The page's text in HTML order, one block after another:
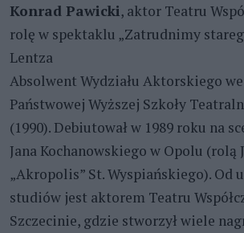
Konrad Pawicki, aktor Teatru
rolę w spektaklu „Zatrudnimy
Lentza
Absolwent Wydziału Aktorskiego
Państwowej Wyższej Szkoły
(1990). Debiutował w 1989 roku na
Jana Kochanowskiego w Opolu (rolą
„Akropolis” St. Wyspiańskiego). Od
studiów jest aktorem Teatru
Szczecinie, gdzie stworzył wiele